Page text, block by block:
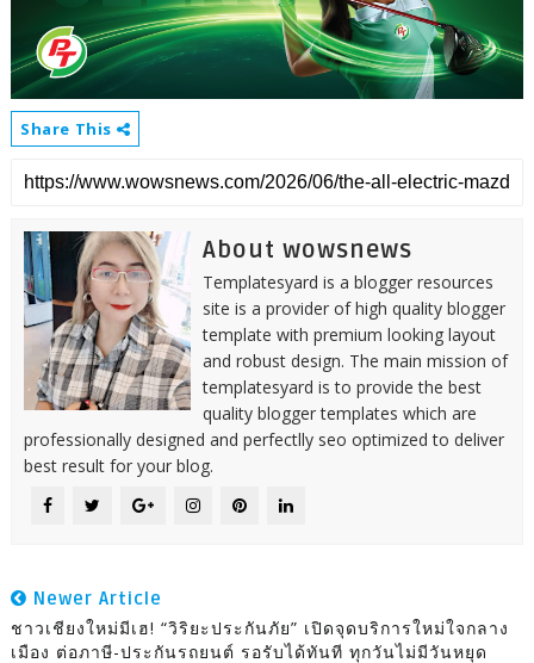
Share This
About wowsnews
Templatesyard is a blogger resources
site is a provider of high quality blogger
template with premium looking layout
and robust design. The main mission of
templatesyard is to provide the best
quality blogger templates which are
professionally designed and perfectlly seo optimized to deliver
best result for your blog.
Newer Article
ชาวเชียงใหม่มีเฮ! “วิริยะประกันภัย” เปิดจุดบริการใหม่ใจกลาง
เมือง ต่อภาษี-ประกันรถยนต์ รอรับได้ทันที ทุกวันไม่มีวันหยุด